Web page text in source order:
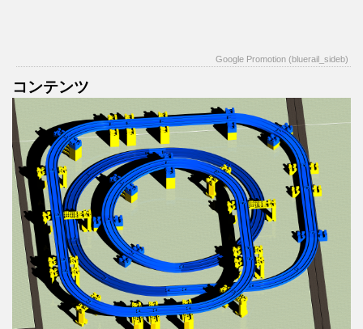
Google Promotion (bluerail_sideb)
コンテンツ